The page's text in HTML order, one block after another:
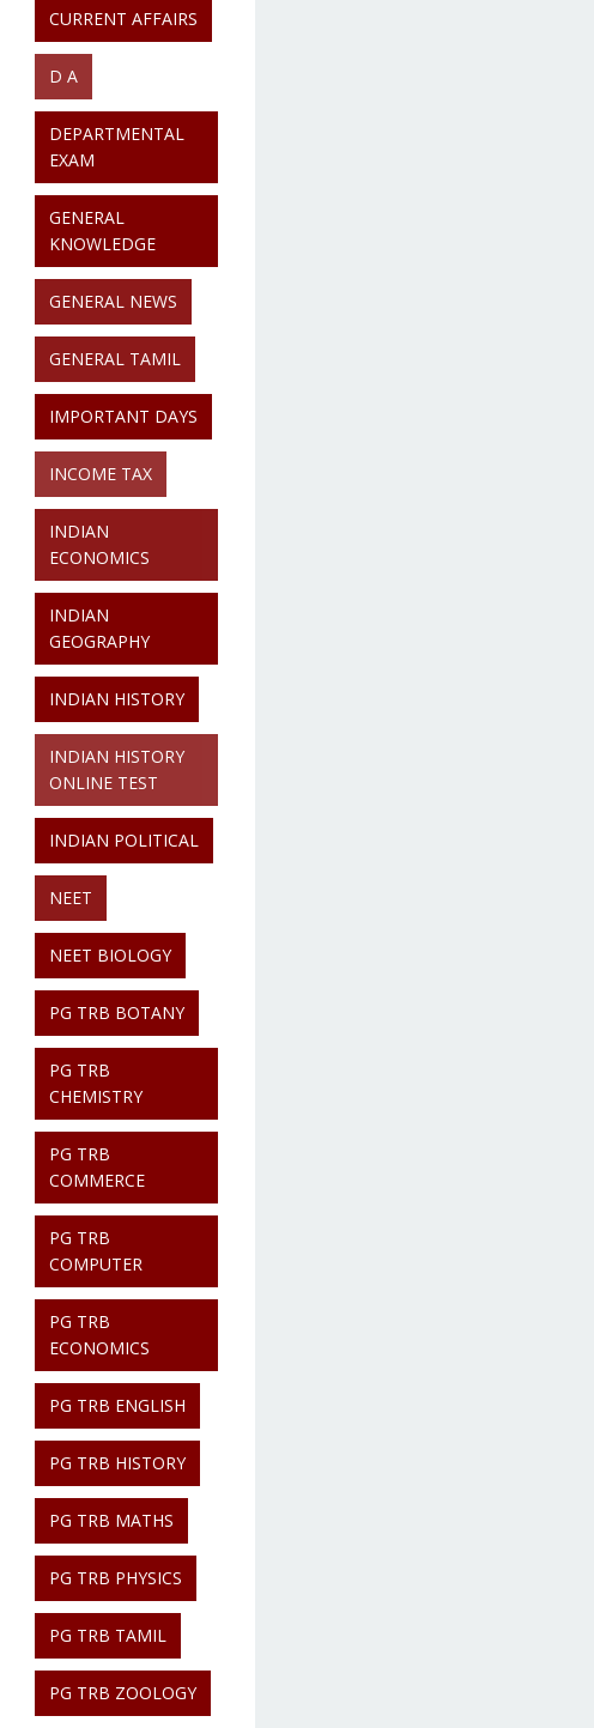
CURRENT AFFAIRS
D A
DEPARTMENTAL
EXAM
GENERAL
KNOWLEDGE
GENERAL NEWS
GENERAL TAMIL
IMPORTANT DAYS
INCOME TAX
INDIAN
ECONOMICS
INDIAN
GEOGRAPHY
INDIAN HISTORY
INDIAN HISTORY
ONLINE TEST
INDIAN POLITICAL
NEET
NEET BIOLOGY
PG TRB BOTANY
PG TRB
CHEMISTRY
PG TRB
COMMERCE
PG TRB
COMPUTER
PG TRB
ECONOMICS
PG TRB ENGLISH
PG TRB HISTORY
PG TRB MATHS
PG TRB PHYSICS
PG TRB TAMIL
PG TRB ZOOLOGY